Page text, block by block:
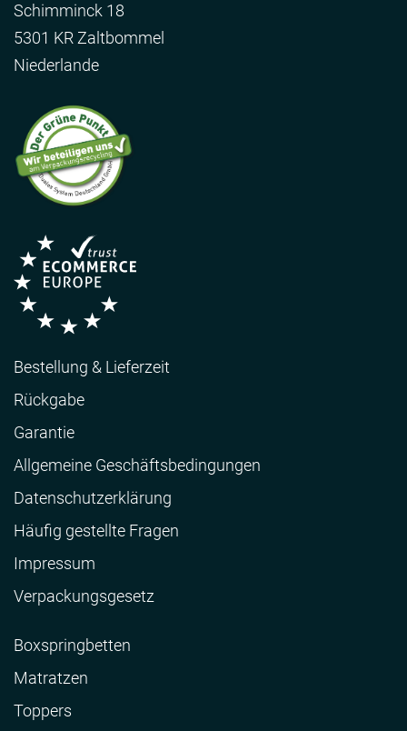
Schimminck 18
5301 KR Zaltbommel
Niederlande
Bestellung & Lieferzeit
Rückgabe
Garantie
Allgemeine Geschäftsbedingungen
Datenschutzerklärung
Häufig gestellte Fragen
Impressum
Verpackungsgesetz
Boxspringbetten
Matratzen
Toppers